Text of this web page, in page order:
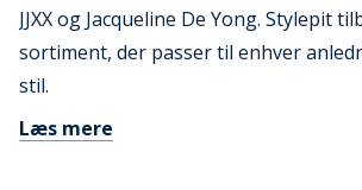
JJXX og Jacqueline De Yong. Stylepit
sortiment, der passer til enhver
stil.
Læs mere